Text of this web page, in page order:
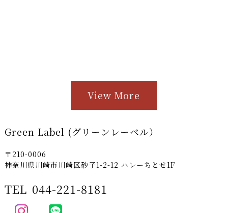
View More
Green Label (グリーンレーベル）
〒210-0006
神奈川県川崎市川崎区砂子1-2-12 ハレーちとせ1F
TEL 044-221-8181